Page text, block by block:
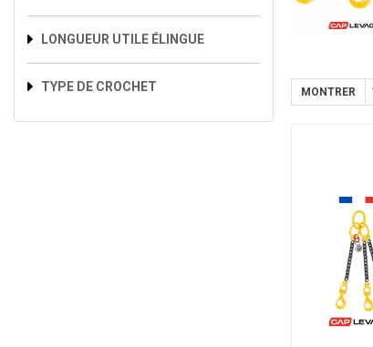
LONGUEUR UTILE ÉLINGUE
TYPE DE CROCHET MONTRER